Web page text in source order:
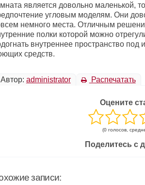
является довольно маленькой,
угловым моделям. Они
немного места. Отличным
полки которой можно
внутреннее пространство
средств.
Автор: administrator Распечатать
Оцените
(0 голосов,
Поделитесь с
записи: